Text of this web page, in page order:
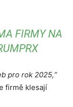
FIRMY NA
pro rok 2025,“
firmě klesají